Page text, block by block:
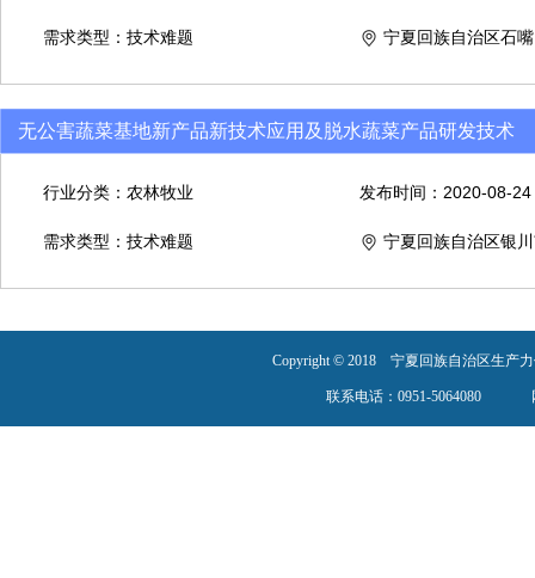
需求类型：技术难题 宁夏回族自治区石
无公害蔬菜基地新产品新技术应用及脱水蔬菜产品研发技术
行业分类：农林牧业 发布时间：2020-08-24
需求类型：技术难题 宁夏回族自治区银
Copyright © 2018 宁夏回族自治区生
联系电话：0951-5064080